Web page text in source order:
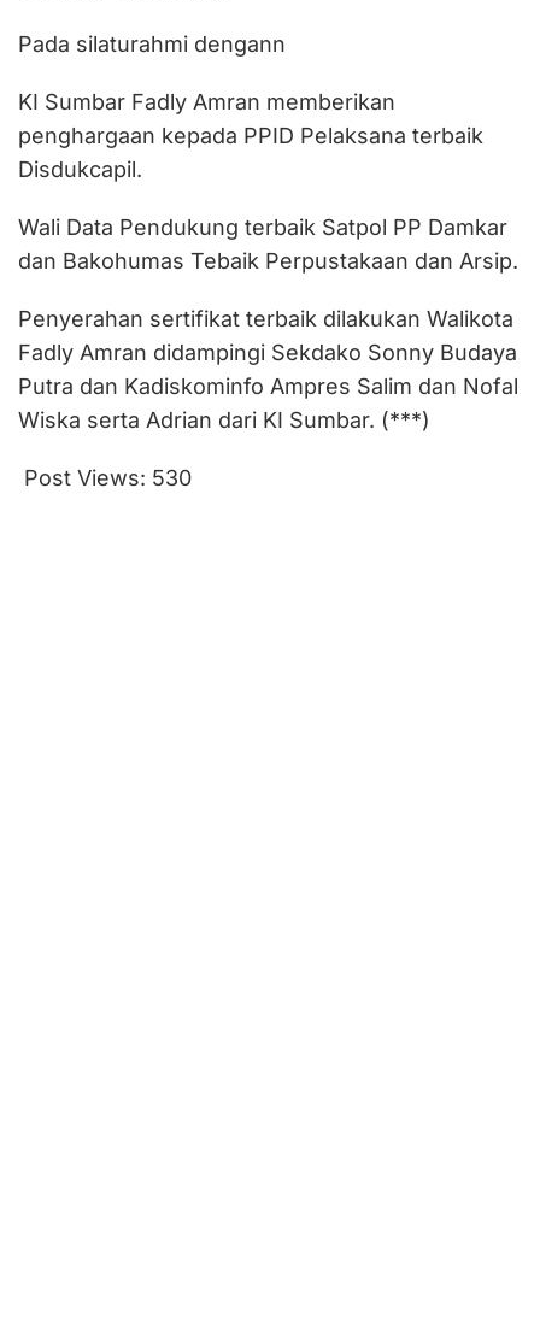
Pada silaturahmi dengann
KI Sumbar Fadly Amran memberikan
penghargaan kepada PPID Pelaksana terbaik
Disdukcapil.
Wali Data Pendukung terbaik Satpol PP Damkar
dan Bakohumas Tebaik Perpustakaan dan Arsip.
Penyerahan sertifikat terbaik dilakukan Walikota
Fadly Amran didampingi Sekdako Sonny Budaya
Putra dan Kadiskominfo Ampres Salim dan Nofal
Wiska serta Adrian dari KI Sumbar. (***)
Post Views: 530